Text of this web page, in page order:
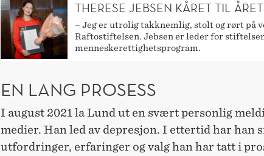
THERESE JEBSEN KÅRET TIL
– Jeg er utrolig takknemlig, stolt og rørt på
Raftostiftelsen. Jebsen er leder for
menneskerettighetsprogram.
EN LANG PROSESS
I august 2021 la Lund ut en svært personlig
medier. Han led av depresjon. I ettertid har han
utfordringer, erfaringer og valg han har tatt i